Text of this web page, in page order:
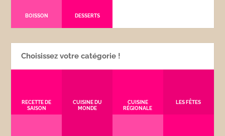
BOISSON DESSERTS
Choisissez votre catégorie !
RECETTE DE
SAISON
CUISINE DU
MONDE
CUISINE
RÉGIONALE
LES FÊTES